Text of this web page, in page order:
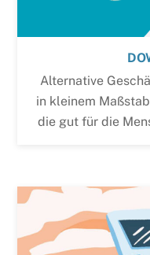
Alternative
in kleinem
die gut für die